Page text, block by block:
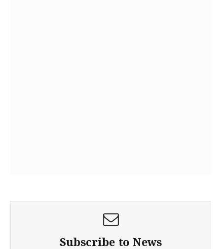
Subscribe to News